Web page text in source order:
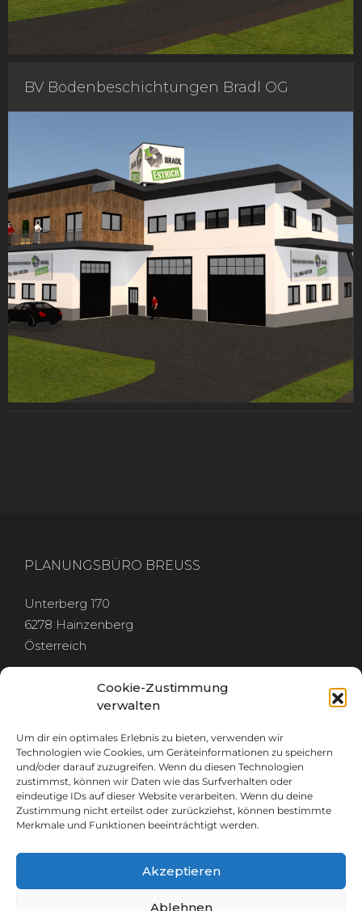
Cookie-Zustimmung
verwalten
Um dir ein optimales Erlebnis zu bieten, verwenden wir
Technologien wie Cookies, um Geräteinformationen zu speichern
und/oder darauf zuzugreifen. Wenn du diesen Technologien
zustimmst, können wir Daten wie das Surfverhalten oder
eindeutige IDs auf dieser Website verarbeiten. Wenn du deine
Zustimmung nicht erteilst oder zurückziehst, können bestimmte
Merkmale und Funktionen beeinträchtigt werden.
Akzeptieren
Ablehnen
BV Bodenbeschichtungen Bradl OG
PLANUNGSBÜRO BREUSS
Unterberg 170
6278 Hainzenberg
Österreich
RECHTLICHES
IMPRESSUM
DATENSCHUTZ